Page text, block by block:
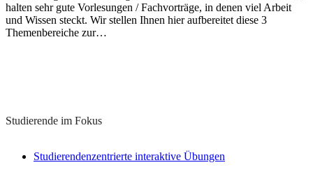
halten sehr gute Vorlesungen / Fachvorträge, in denen viel Arbeit
und Wissen steckt. Wir stellen Ihnen hier aufbereitet diese 3
Themenbereiche zur…
Studierende im Fokus
Studierendenzentrierte interaktive Übungen